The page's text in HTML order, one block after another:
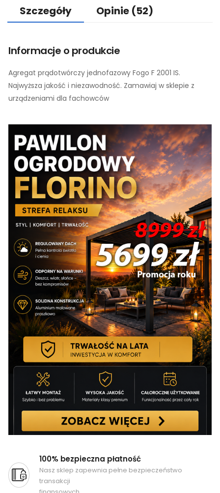
Szczegóły Opinie (52)
Informacje o produkcie
Agregat prądotwórczy jednofazowy Fogo F 2001 IS.
Najwyższa jakość i niezawodność. Zamawiaj w sklepie z
urządzeniami dla fachowców
100% bezpieczna płatność
Nasz sklep zapewnia pełne bezpieczeństwo
transakcji